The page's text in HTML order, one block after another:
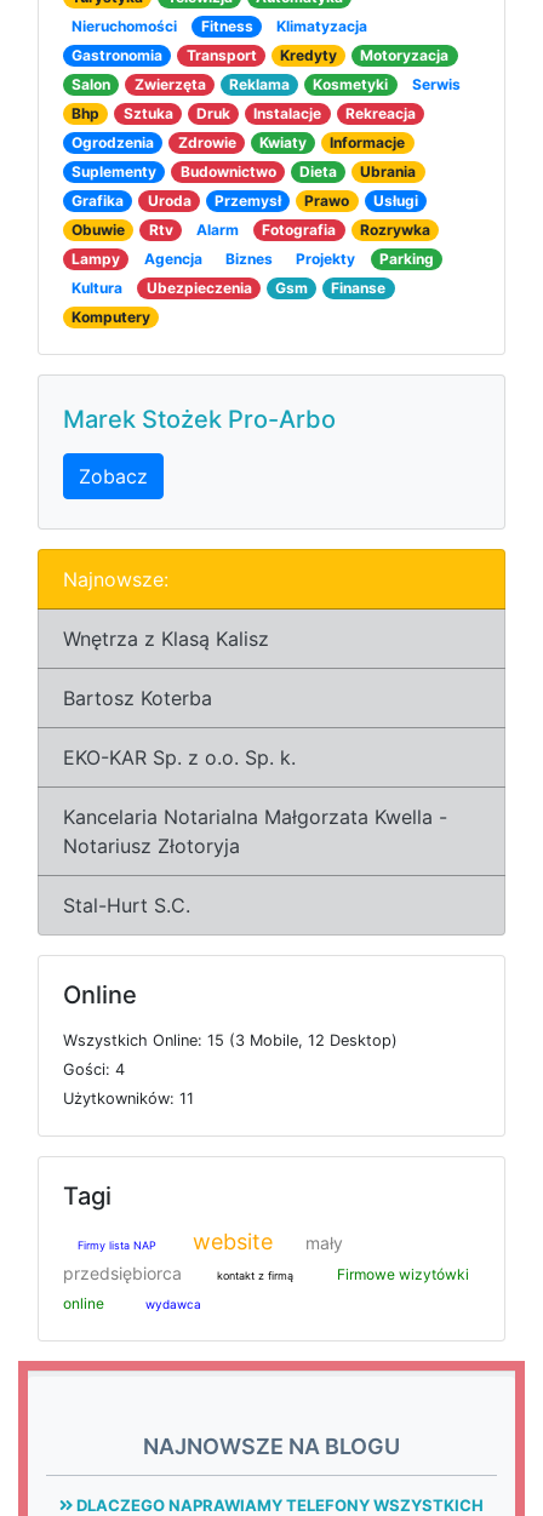
Nieruchomości
Fitness
Klimatyzacja
Gastronomia
Transport Kredyty
Motoryzacja
Salon
Zwierzęta Reklama Kosmetyki
Serwis
Bhp
Sztuka Druk Instalacje
Rekreacja
Ogrodzenia
Zdrowie Kwiaty
Informacje
Suplementy
Budownictwo Dieta
Ubrania
Grafika
Uroda Przemysł Prawo
Usługi
Obuwie
Rtv Alarm Fotografia
Rozrywka
Lampy
Agencja Biznes Projekty
Parking
Kultura
Ubezpieczenia Gsm
Finanse
Komputery
Marek Stożek Pro-Arbo
Zobacz
Najnowsze:
Wnętrza z Klasą Kalisz
Bartosz Koterba
EKO-KAR Sp. z o.o. Sp. k.
Kancelaria Notarialna Małgorzata Kwella -
Notariusz Złotoryja
Stal-Hurt S.C.
Online
Wszystkich Online: 15 (3 Mobile, 12 Desktop)
Gości: 4
Użytkowników: 11
Tagi
Firmy lista NAP website
mały
przedsiębiorca
kontakt z firmą
Firmowe wizytówki
online
wydawca
NAJNOWSZE NA BLOGU
DLACZEGO NAPRAWIAMY TELEFONY WSZYSTKICH